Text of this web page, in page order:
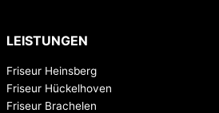
LEISTUNGEN
Friseur Heinsberg
Friseur Hückelhoven
Friseur Brachelen